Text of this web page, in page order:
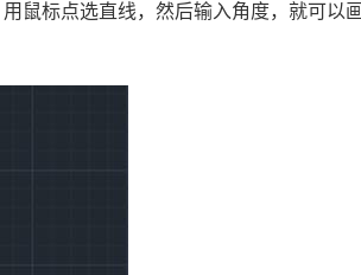
鼠标点选直线，然后输入角度，就可以